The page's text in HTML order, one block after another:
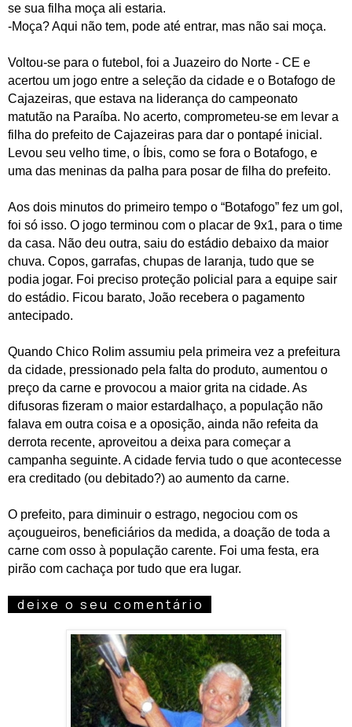
se sua filha moça ali estaria.
-Moça? Aqui não tem, pode até entrar, mas não sai moça.
Voltou-se para o futebol, foi a Juazeiro do Norte - CE e
acertou um jogo entre a seleção da cidade e o Botafogo de
Cajazeiras, que estava na liderança do campeonato
matutão na Paraíba. No acerto, comprometeu-se em levar a
filha do prefeito de Cajazeiras para dar o pontapé inicial.
Levou seu velho time, o Íbis, como se fora o Botafogo, e
uma das meninas da palha para posar de filha do prefeito.
Aos dois minutos do primeiro tempo o “Botafogo” fez um gol,
foi só isso. O jogo terminou com o placar de 9x1, para o time
da casa. Não deu outra, saiu do estádio debaixo da maior
chuva. Copos, garrafas, chupas de laranja, tudo que se
podia jogar. Foi preciso proteção policial para a equipe sair
do estádio. Ficou barato, João recebera o pagamento
antecipado.
Quando Chico Rolim assumiu pela primeira vez a prefeitura
da cidade, pressionado pela falta do produto, aumentou o
preço da carne e provocou a maior grita na cidade. As
difusoras fizeram o maior estardalhaço, a população não
falava em outra coisa e a oposição, ainda não refeita da
derrota recente, aproveitou a deixa para começar a
campanha seguinte. A cidade fervia tudo o que acontecesse
era creditado (ou debitado?) ao aumento da carne.
O prefeito, para diminuir o estrago, negociou com os
açougueiros, beneficiários da medida, a doação de toda a
carne com osso à população carente. Foi uma festa, era
pirão com cachaça por tudo que era lugar.
d e i x e o s e u c o m e n t á r i o